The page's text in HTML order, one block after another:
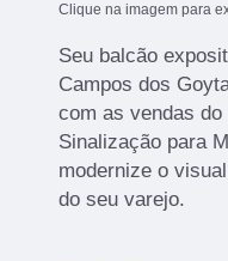
Clique na imagem para
Seu balcão
Campos dos
com as vendas
Sinalização para
modernize o
do seu varejo.